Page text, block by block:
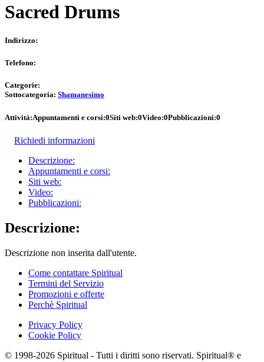
Sacred Drums
Indirizzo:
Telefono:
Categorie:
Sottocategoria: Shamanesimo
Attività:Appuntamenti e corsi:0Siti web:0Video:0Pubblicazioni:0
Richiedi informazioni
Descrizione:
Appuntamenti e corsi:
Siti web:
Video:
Pubblicazioni:
Descrizione:
Descrizione non inserita dall'utente.
Come contattare Spiritual
Termini del Servizio
Promozioni e offerte
Perchè Spiritual
Privacy Policy
Cookie Policy
© 1998-2026 Spiritual - Tutti i diritti sono riservati. Spiritual® e